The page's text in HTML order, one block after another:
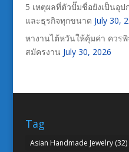
5 เหตุผลที่ตัวปั๊มชื่อยังเป็นอุ
และธุรกิจทุกขนาด July 30,
หางานไต้หวันให้คุ้มค่า ควร
สมัครงาน July 30, 2026
Tag
Asian Handmade Jewelry(32)